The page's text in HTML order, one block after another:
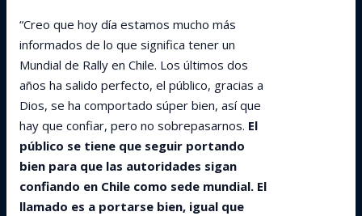
“Creo que hoy día estamos mucho más
informados de lo que significa tener un
Mundial de Rally en Chile. Los últimos dos
años ha salido perfecto, el público, gracias a
Dios, se ha comportado súper bien, así que
hay que confiar, pero no sobrepasarnos. El
público se tiene que seguir portando
bien para que las autoridades sigan
confiando en Chile como sede mundial. El
llamado es a portarse bien, igual que